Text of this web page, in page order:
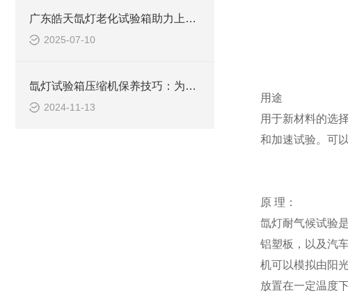
广东皓天氙灯老化试验箱助力上海车企提升内外饰件耐候品质
2025-07-10
氙灯试验箱压缩机保养技巧：为您延长设备寿命、提升效益
2024-11-13
用途
用于新材料的选
和加速试验。可
原 理：
氙灯耐气候试验
铝塑板，以及汽
机可以模拟由阳
放置在一定温度